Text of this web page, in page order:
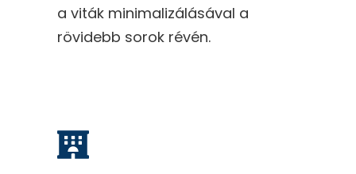
a viták minimalizálásával a
rövidebb sorok révén.